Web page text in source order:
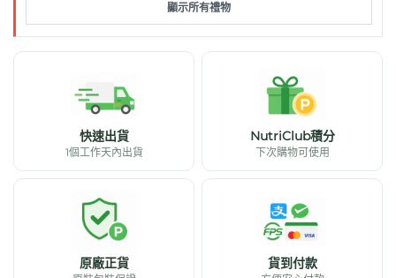
顯示所有禮物
快速出貨
1個工作天內出貨
NutriClub積分
下次購物可使用
原廠正貨 貨到付款